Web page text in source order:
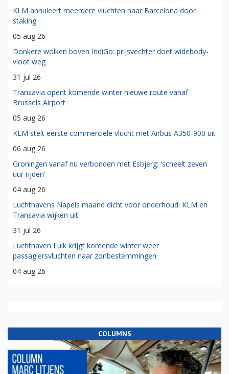
KLM annuleert meerdere vluchten naar Barcelona door
staking
05 aug 26
Donkere wolken boven IndiGo: prijsvechter doet widebody-
vloot weg
31 jul 26
Transavia opent komende winter nieuwe route vanaf
Brussels Airport
05 aug 26
KLM stelt eerste commerciële vlucht met Airbus A350-900 uit
06 aug 26
Groningen vanaf nu verbonden met Esbjerg: 'scheelt zeven
uur rijden'
04 aug 26
Luchthavens Napels maand dicht voor onderhoud: KLM en
Transavia wijken uit
31 jul 26
Luchthaven Luik krijgt komende winter weer
passagiersvluchten naar zonbestemmingen
04 aug 26
COLUMNS